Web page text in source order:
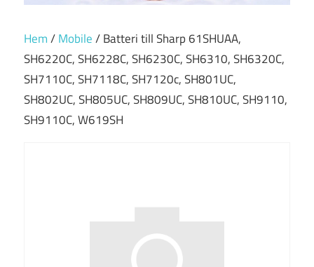
Hem/Mobile/ Batteri till Sharp 61SHUAA,
SH6220C, SH6228C, SH6230C, SH6310, SH6320C,
SH7110C, SH7118C, SH7120c, SH801UC,
SH802UC, SH805UC, SH809UC, SH810UC, SH9110,
SH9110C, W619SH